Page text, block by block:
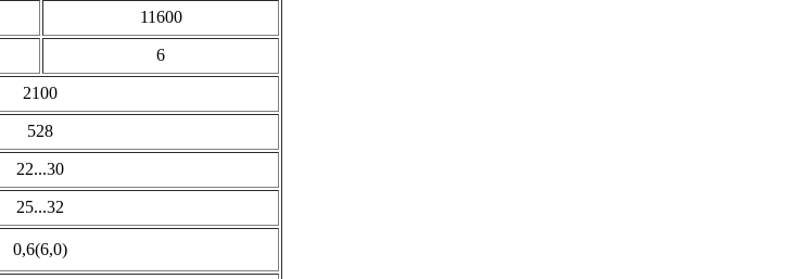
11600
6
2100
528
22...30
25...32
0,6(6,0)